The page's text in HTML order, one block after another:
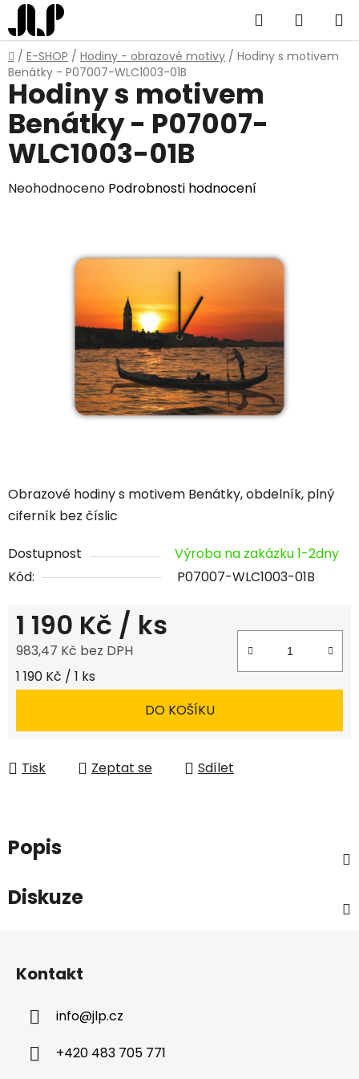
Přejít
na
obsah
Hledat
KOŠÍK
Domů
/ E-SHOP / Hodiny - obrazové motivy / Hodiny s motivem
Benátky - P07007-WLC1003-01B
Obrazové hodiny s motivem Benátky, obdelník, plný
ciferník bez číslic
Dostupnost
Výroba na zakázku 1-2dny
Kód:
P07007-WLC1003-01B
1 190 Kč / ks
983,47 Kč bez DPH
Měrná cena:
1 190 Kč / 1 ks
DO KOŠÍKU
Tisk Zeptat se Sdílet
Hodiny s motivem
Benátky - P07007-
WLC1003-01B
Průměrné
Neohodnoceno Podrobnosti hodnocení
Popis
Diskuze
Kontakt
info@jlp.cz
+420 483 705 771